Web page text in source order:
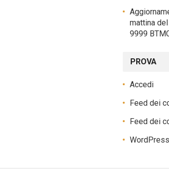
mattina
9999
PROVA
Accedi
Feed dei
Feed dei